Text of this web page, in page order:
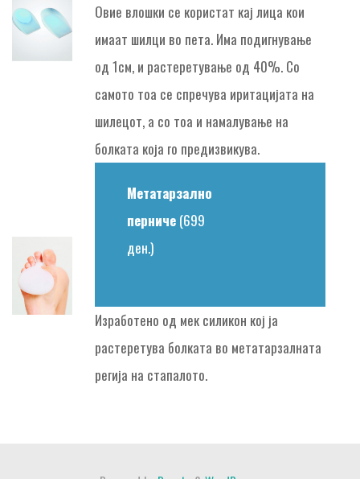
Oвие влошки се користат кај лица кои
имаат шилци во пета. Има подигнување
од 1см, и растеретување од 40%. Со
самото тоа се спречува иритацијата на
шилецот, а со тоа и намалување на
болката која го предизвикува.
Метатарзално
перниче (699
ден.)
Изработено од мек силикон кој ја
растеретува болката во метатарзалната
регија на стапалото.